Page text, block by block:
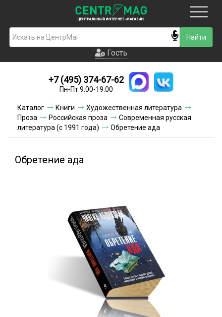
Гость
Новинки
Условия доставки
Условия оплаты
Гость
+7 (495) 374-67-62
Пн-Пт 9:00-19:00
Каталог Книги
Художественная литература
Проза
Российская проза
Современная русская
литература (с 1991 года)
Обретение ада
Обретение ада